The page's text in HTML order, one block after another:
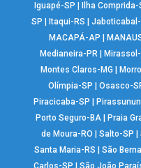
Iguapé-SP
Ilha Comprida-
SP
Itaqui-RS |
MACAPÁ-AP
Medianeira-PR
Montes Claros-MG
Olímpia-SP
|Osasco-
Piracicaba-SP
Porto Seguro-BA| Praia
de Moura-RO
|Salto-SP |
Santa Maria-RS
São